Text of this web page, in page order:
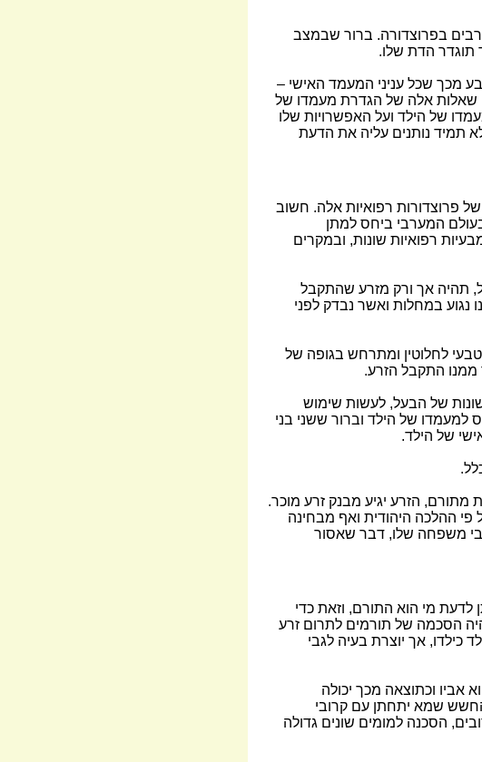
בפרוצדורה. ברור שבמצב
תוגדר הדת שלו.
מכך שכל עניני המעמד האישי –
שאלות אלה של הגדרת מעמדו של
של הילד ועל האפשרויות שלו
תמיד נותנים עליה את הדעת
פרוצדורות רפואיות אלה. חשוב
המערבי ביחס למתן
רפואיות שונות, ובמקרים
תהיה אך ורק מזרע שהתקבל
נגוע במחלות ואשר נבדק לפני
טבעי לחלוטין ומתרחש בגופה של
ממנו התקבל הזרע.
של הבעל, לעשות שימוש
של הילד וברור ששני בני
של הילד.
הזרע יגיע מבנק זרע מוכר.
פי ההלכה היהודית ואף מבחינה
משפחה שלו, דבר שאסור
לדעת מי הוא התורם, וזאת כדי
הסכמה של תורמים לתרום זרע
כילדו, אך יוצרת בעיה לגבי
אביו וכתוצאה מכך יכולה
שמא יתחתן עם קרובי
הסכנה למומים שונים גדולה